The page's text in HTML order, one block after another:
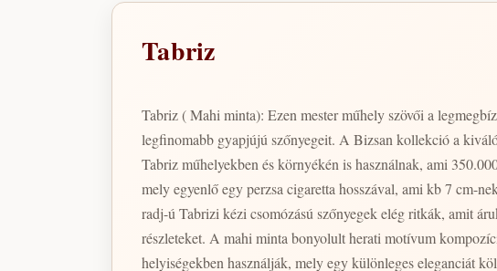
Tabriz
Tabriz ( Mahi minta): Ezen mester műhely szövői a
legfinomabb gyapjújú szőnyegeit. A Bizsan kollekció a
Tabriz műhelyekben és környékén is használnak, ami
mely egyenlő egy perzsa cigaretta hosszával, ami kb 7 cm-
radj-ú Tabrizi kézi csomózású szőnyegek elég ritkák, amit
részleteket. A mahi minta bonyolult herati motívum
helyiségekben használják, mely egy különleges eleganciát